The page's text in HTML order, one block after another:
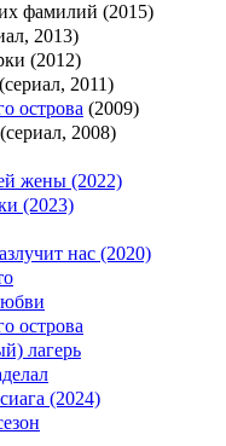
фамилий (2015)
2013)
(2012)
2011)
острова (2009)
2008)
жены (2022)
(2023)
нас (2020)
острова
лагерь
(2024)